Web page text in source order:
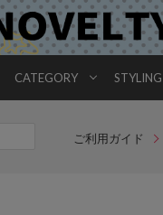
CATEGORY STYLING
ご利用ガイド